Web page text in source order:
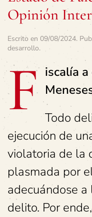
Opinión
Escrito en 09/08/2024.
desarrollo.
F iscalía
Todo
ejecución de
violatoria de la
plasmada por
adecuándose
delito. Por